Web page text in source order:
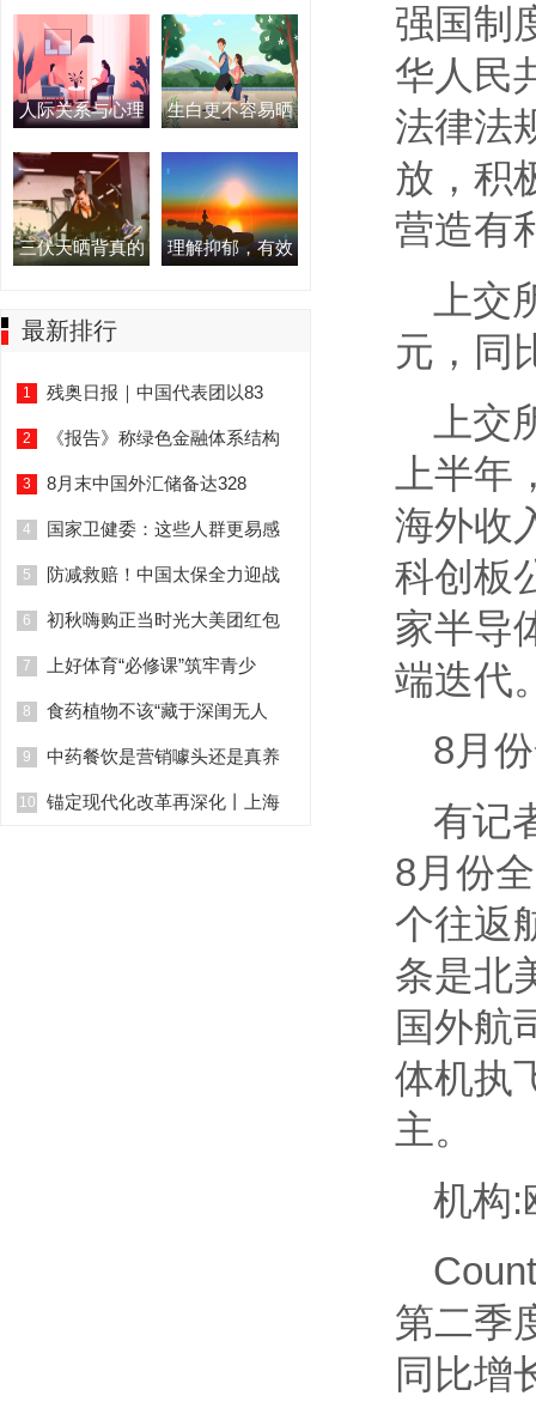
人际关系与心理 生白更不容易晒
三伏天晒背真的 理解抑郁，有效
最新排行
1 残奥日报｜中国代表团以83
2 《报告》称绿色金融体系结构
3 8月末中国外汇储备达328
4 国家卫健委：这些人群更易感
5 防减救赔！中国太保全力迎战
6 初秋嗨购正当时光大美团红包
7 上好体育“必修课”筑牢青少
8 食药植物不该“藏于深闺无人
9 中药餐饮是营销噱头还是真养
10 锚定现代化改革再深化丨上海
强国制
华人民
法律法
放，积
营造有
上
元，同
上
上半
海外收
科创板
家半导
端迭代
8月
有记
8月份
个往返
条是北
国外航
体机执
主。
机构:
第二季
同比增